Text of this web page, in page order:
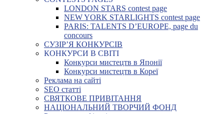
LONDON STARS contest page
NEW YORK STARLIGHTS contest page
PARIS: TALENTS D’EUROPE, page du
concours
СУЗІР’Я КОНКУРСІВ
КОНКУРСИ В СВІТІ
Конкурси мистецтв в Японії
Конкурси мистецтв в Кореї
Реклама на сайті
SEO статті
СВЯТКОВЕ ПРИВІТАННЯ
НАЦІОНАЛЬНИЙ ТВОРЧИЙ ФОНД